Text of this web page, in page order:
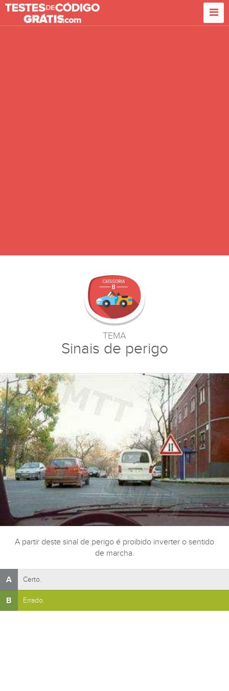
TEMA
Sinais de perigo
A partir deste sinal de perigo é proibido inverter o sentido
de marcha.
A Certo.
B Errado.